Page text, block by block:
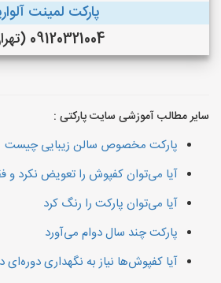
پارکت لمینت
09120321004 (تهران)
سایر مطالب آموزشی سایت پارکتی :
پارکت مخصوص سالن زیبایی چیست
آیا می‌توان کفپوش را تعویض نکرد و
آیا می‌توان پارکت را رنگ کرد
پارکت چند سال دوام می‌آورد
آیا کفپوش‌ها نیاز به نگهداری دوره‌ای